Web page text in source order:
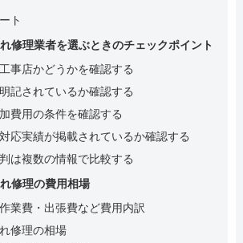
ト
修理業者を選ぶときのチェックポイント
事店かどうかを確認する
記されているか確認する
費用の条件を確認する
応実績が掲載されているか確認する
は複数の情報で比較する
修理の費用相場
業費・出張費など費用内訳
修理の相場